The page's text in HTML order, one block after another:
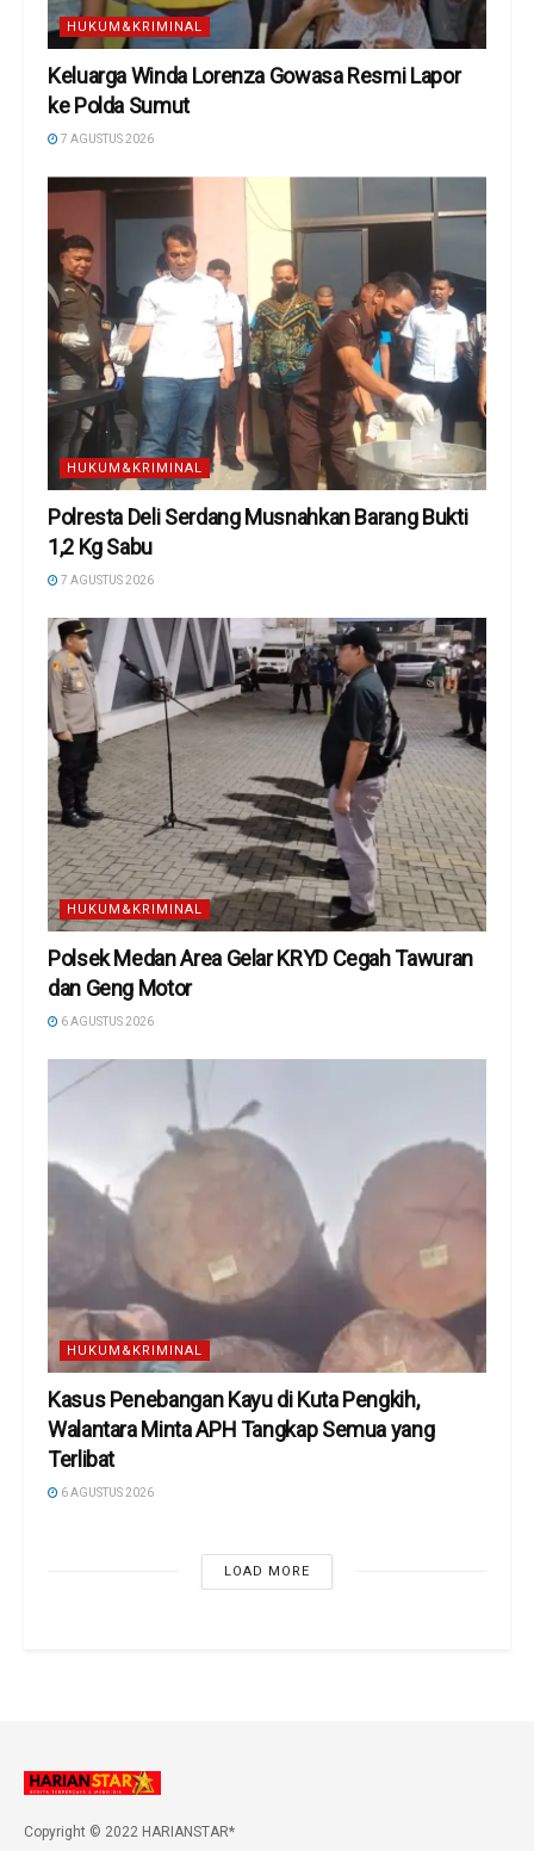
HUKUM&KRIMINAL
Keluarga Winda Lorenza Gowasa Resmi Lapor
ke Polda Sumut
7 AGUSTUS 2026
HUKUM&KRIMINAL
Polresta Deli Serdang Musnahkan Barang Bukti
1,2 Kg Sabu
7 AGUSTUS 2026
HUKUM&KRIMINAL
Polsek Medan Area Gelar KRYD Cegah Tawuran
dan Geng Motor
6 AGUSTUS 2026
HUKUM&KRIMINAL
Kasus Penebangan Kayu di Kuta Pengkih,
Walantara Minta APH Tangkap Semua yang
Terlibat
6 AGUSTUS 2026
LOAD MORE
Copyright © 2022 HARIANSTAR*